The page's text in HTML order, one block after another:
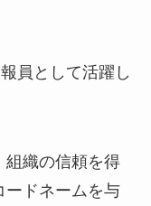
員として活躍し
組織の信頼を得
ードネームを与